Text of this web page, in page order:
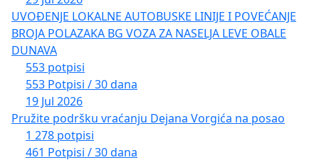
UVOĐENJE LOKALNE AUTOBUSKE LINIJE I POVEĆANJE
BROJA POLAZAKA BG VOZA ZA NASELJA LEVE OBALE
DUNAVA
553 potpisi
553 Potpisi / 30 dana
19 Jul 2026
Pružite podršku vraćanju Dejana Vorgića na posao
1 278 potpisi
461 Potpisi / 30 dana